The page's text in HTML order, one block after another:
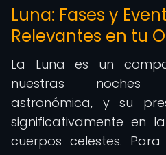
Luna: Fases y
Relevantes en tu
La Luna es un
nuestras noches
astronómica, y su
significativamente en
cuerpos celestes.